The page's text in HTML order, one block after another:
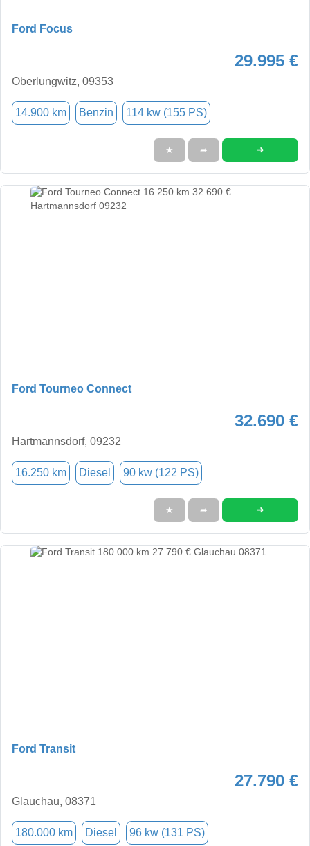
Ford Focus
29.995 €
Oberlungwitz, 09353
14.900 km Benzin 114 kw (155 PS)
★ ➦ ➜
Ford Tourneo Connect
32.690 €
Hartmannsdorf, 09232
16.250 km Diesel 90 kw (122 PS)
★ ➦ ➜
Ford Transit
27.790 €
Glauchau, 08371
180.000 km Diesel 96 kw (131 PS)